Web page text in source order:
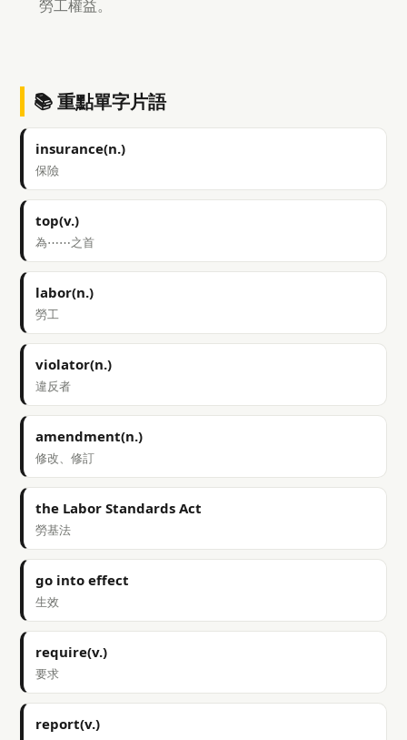
勞工權益。
📚 重點單字片語
insurance(n.)
保險
top(v.)
為⋯⋯之首
labor(n.)
勞工
violator(n.)
違反者
amendment(n.)
修改、修訂
the Labor Standards Act
勞基法
go into effect
生效
require(v.)
要求
report(v.)